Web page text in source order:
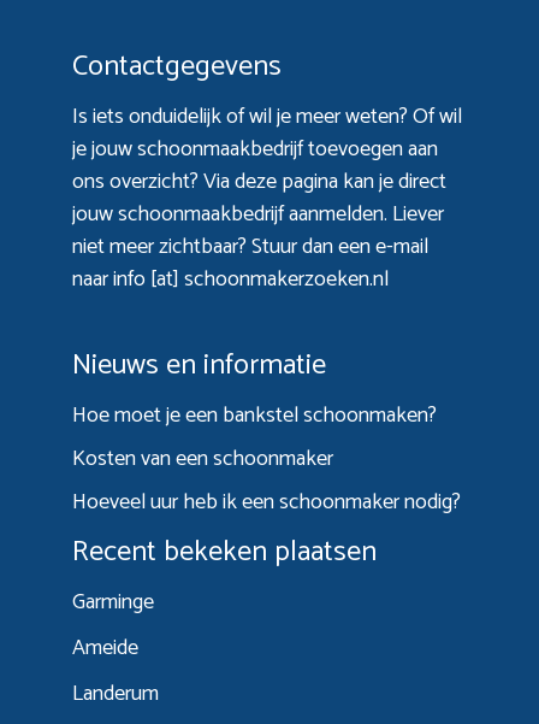
Contactgegevens
Is iets onduidelijk of wil je meer weten? Of wil
je jouw schoonmaakbedrijf toevoegen aan
ons overzicht? Viadeze paginakan je direct
jouw schoonmaakbedrijf aanmelden. Liever
niet meer zichtbaar? Stuur dan een e-mail
naar info [at] schoonmakerzoeken.nl
Nieuws en informatie
Hoe moet je een bankstel schoonmaken?
Kosten van een schoonmaker
Hoeveel uur heb ik een schoonmaker nodig?
Recent bekeken plaatsen
Garminge
Ameide
Landerum